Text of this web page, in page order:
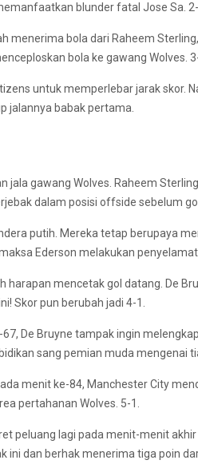
blunder fatal Jose Sa.
menerima bola dari Raheem
bola ke gawang Wolves. 3-
untuk memperlebar jarak skor.
jalannya babak pertama.
gawang Wolves. Raheem
dalam posisi offside sebelum
putih. Mereka tetap berupaya
Ederson melakukan
mencetak gol datang. De
Skor pun berubah jadi 4-1.
De Bruyne tampak ingin
sang pemian muda mengenai
menit ke-84, Manchester City
pertahanan Wolves. 5-1.
peluang lagi pada menit-menit
dan berhak menerima tiga poin